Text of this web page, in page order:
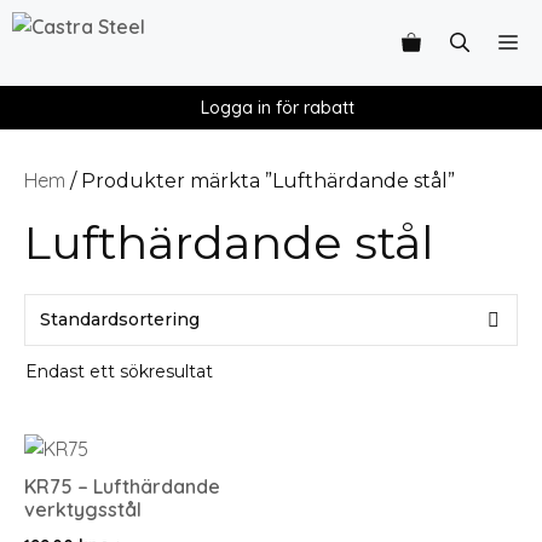
Logga in för rabatt
Hem / Produkter märkta ”Lufthärdande stål”
Lufthärdande stål
Endast ett sökresultat
KR75 – Lufthärdande
verktygsstål